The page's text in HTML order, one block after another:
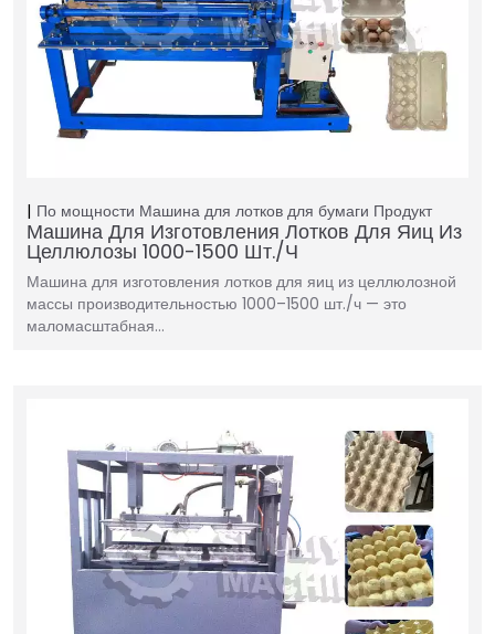
По мощности Машина для лотков для бумаги Продукт
Машина Для Изготовления Лотков Для Яиц Из
Целлюлозы 1000-1500 Шт./ч
Машина для изготовления лотков для яиц из целлюлозной
массы производительностью 1000–1500 шт./ч — это
маломасштабная…